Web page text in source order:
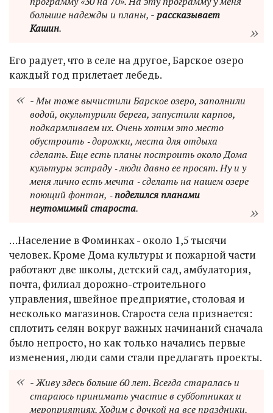
большие надежды и планы, -рассказывает
Кашин.
Его радует, что в селе на другое, Барское озеро
каждый год прилетает лебедь.
- Мы тоже вычистили Барское озеро, заполнили
водой, окультурили берега, запустили карпов,
подкармливаем их. Очень хотим это место
обустроить ‑ дорожки, места для отдыха
сделать. Еще есть планы построить около Дома
культуры эстраду ‑ люди давно ее просят. Ну и у
меня лично есть мечта ‑ сделать на нашем озере
поющий фонтан, ‑поделился планами
неутомимый староста.
…Население в Фоминках - около 1,5 тысячи
человек. Кроме Дома культуры и пожарной части
работают две школы, детский сад, амбулатория,
почта, филиал дорожно-строительного
управления, швейное предприятие, столовая и
несколько магазинов. Староста села признается:
сплотить селян вокруг важных начинаний сначала
было непросто, но как только начались первые
изменения, люди сами стали предлагать проекты.
- Живу здесь больше 60 лет. Всегда старалась и
стараюсь принимать участие в субботниках и
мероприятиях. Ходим с дочкой на все праздники.